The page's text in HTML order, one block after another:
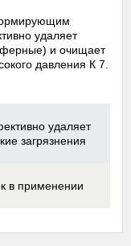
удаляет
и очищает
давления К 7.
удаляет
загрязнения
в применении